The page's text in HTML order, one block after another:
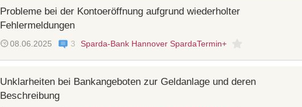
Probleme bei der Kontoeröffnung aufgrund wiederholter
Fehlermeldungen
08.06.2025 3 Sparda-Bank Hannover SpardaTermin+
Unklarheiten bei Bankangeboten zur Geldanlage und deren
Beschreibung